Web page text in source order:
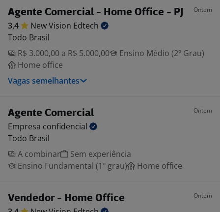
Agente Comercial - Home Office - PJ Ontem
3,4 New Vision Edtech
Todo Brasil
R$ 3.000,00 a R$ 5.000,00
Ensino Médio (2º Grau)
Home office
Vagas semelhantes
Agente Comercial Ontem
Empresa confidencial
Todo Brasil
A combinar
Sem experiência
Ensino Fundamental (1º grau)
Home office
Vendedor - Home Office Ontem